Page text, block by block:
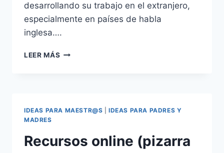
desarrollando su trabajo en el extranjero,
especialmente en países de habla
inglesa….
LEER MÁS VOCABULARIO
IDEAS PARA MAESTR@S |IDEAS PARA PADRES Y
MADRES
Recursos online (pizarra